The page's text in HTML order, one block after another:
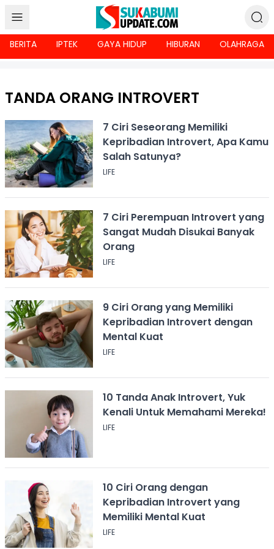
BERITA IPTEK GAYA HIDUP HIBURAN OLAHRAGA
TANDA ORANG INTROVERT
7 Ciri Seseorang Memiliki
Kepribadian Introvert, Apa Kamu
Salah Satunya?
LIFE
7 Ciri Perempuan Introvert yang
Sangat Mudah Disukai Banyak
Orang
LIFE
9 Ciri Orang yang Memiliki
Kepribadian Introvert dengan
Mental Kuat
LIFE
10 Tanda Anak Introvert, Yuk
Kenali Untuk Memahami Mereka!
LIFE
10 Ciri Orang dengan
Kepribadian Introvert yang
Memiliki Mental Kuat
LIFE